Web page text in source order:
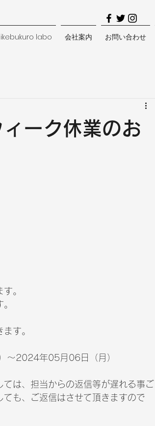
labo 会社案内 お問い合わせ
ーク休業のお
。
す。
～2024年05月06日（月）
は、担当からの返信等が遅れる事ご
も、ご返信はさせて頂きますので